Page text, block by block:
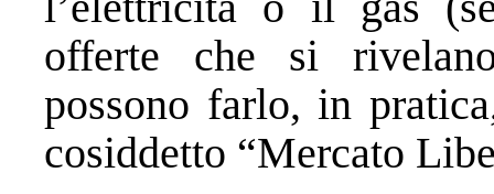
offerte che si
possono farlo, in
cosiddetto “Mercato